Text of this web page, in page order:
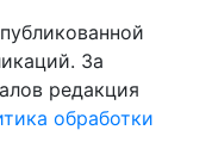
За
редакция
обработки